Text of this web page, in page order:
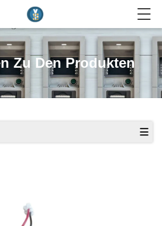
Zu Den Produkten